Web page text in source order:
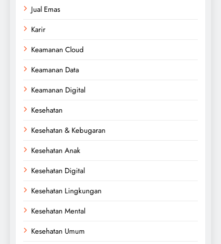
Jual Emas
Karir
Keamanan Cloud
Keamanan Data
Keamanan Digital
Kesehatan
Kesehatan & Kebugaran
Kesehatan Anak
Kesehatan Digital
Kesehatan Lingkungan
Kesehatan Mental
Kesehatan Umum